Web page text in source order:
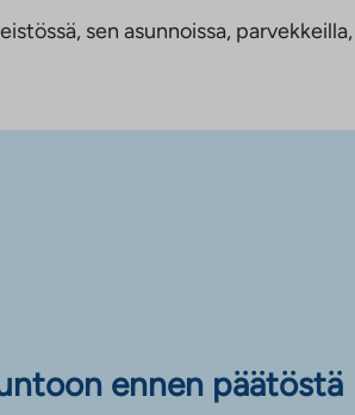
sen asunnoissa,
ennen päätöstä